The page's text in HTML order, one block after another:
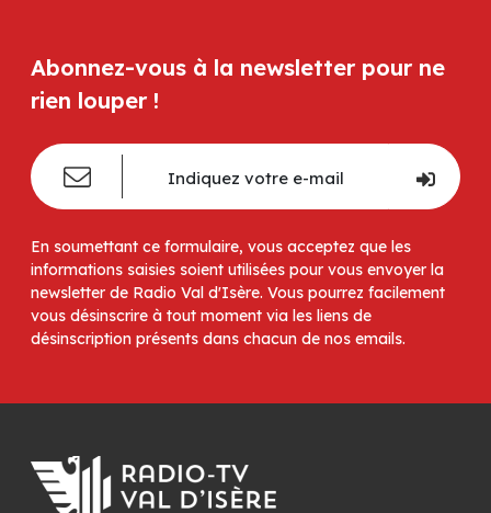
Abonnez-vous à la newsletter pour ne
rien louper !
En soumettant ce formulaire, vous acceptez que les
informations saisies soient utilisées pour vous envoyer la
newsletter de Radio Val d'Isère. Vous pourrez facilement
vous désinscrire à tout moment via les liens de
désinscription présents dans chacun de nos emails.